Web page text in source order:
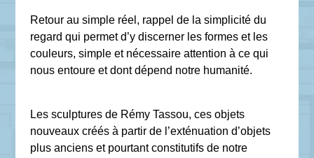
Retour au simple réel, rappel de la simplicité du
regard qui permet d’y discerner les formes et les
couleurs, simple et nécessaire attention à ce qui
nous entoure et dont dépend notre humanité.
Les sculptures de Rémy Tassou, ces objets
nouveaux créés à partir de l’exténuation d’objets
plus anciens et pourtant constitutifs de notre